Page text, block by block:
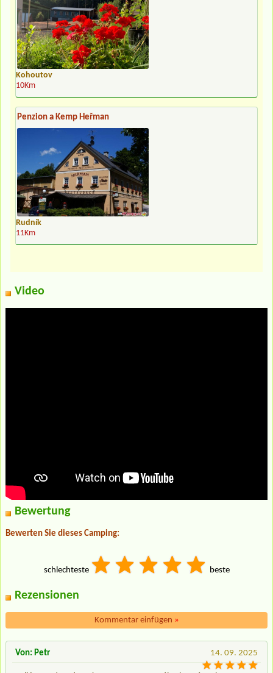
Kohoutov
10Km
Penzion a Kemp Heřman
Rudník
11Km
Video
Bewertung
Bewerten Sie dieses Camping:
schlechteste beste
Rezensionen
Kommentar einfügen »
14. 09. 2025
Von: Petr